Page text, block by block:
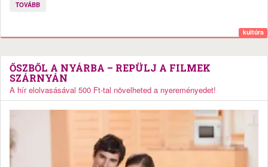
TOVÁBB
kultúra
ŐSZBŐL A NYÁRBA – REPÜLJ A FILMEK
SZÁRNYÁN
A hír elolvasásával 500 Ft-tal növelheted a nyereményedet!